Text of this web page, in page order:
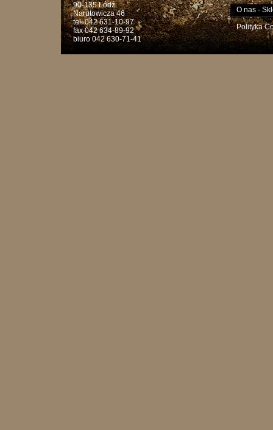
90-135 Łódź
Narutowicza 46
tel. 042 631-10-97
fax 042 634-89-92
biuro 042 630-71-41
O nas-
Polityka